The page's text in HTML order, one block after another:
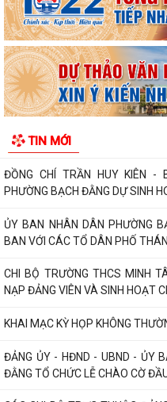
TIN MỚI
TIẾP TỤC THỰC HIỆN
THÀNH PHỐ HẢI PHÒNG VỀ
ĐẢNG ỦY PHƯỜNG BẠCH
HÓA, TẠO LẬP DỮ LIỆU ĐẢNG
ĐẢNG VIÊN VÀ SINH HOẠT CHI
ĐỒNG CHÍ TRẦN HUY KIÊN -
PHƯỜNG BẠCH ĐẰNG DỰ SINH
ỦY BAN NHÂN DÂN PHƯỜNG
BAN VỚI CÁC TỔ DÂN PHỐ
CHI BỘ TRƯỜNG THCS MINH
NẠP ĐẢNG VIÊN VÀ SINH HOẠT
KHAI MẠC KỲ HỌP KHÔNG
ĐẢNG ỦY - HĐND - UBND - ỦY
ĐẰNG TỔ CHỨC LỄ CHÀO CỜ